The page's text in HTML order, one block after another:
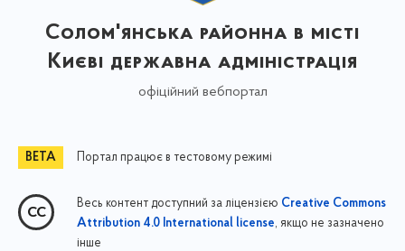
Солом'янська районна в місті
Києві державна адміністрація
офіційний вебпортал
Портал працює в тестовому режимі
Весь контент доступний за ліцензією Creative Commons
Attribution 4.0 International license, якщо не зазначено
інше